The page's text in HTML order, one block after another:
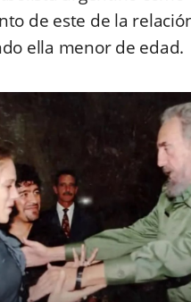
de este de la
ella menor de edad.